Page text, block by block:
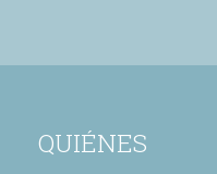
QUIÉNES